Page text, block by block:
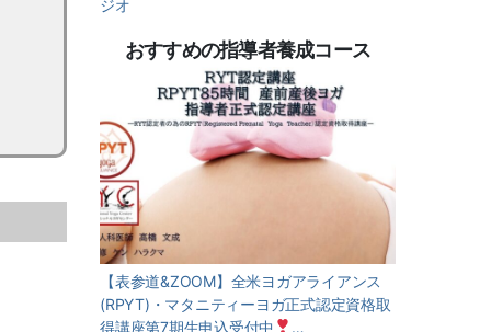
ジオ
おすすめの指導者養成コース
【表参道&ZOOM】全米ヨガアライアンス
(RPYT)・マタニティーヨガ正式認定資格取
得講座第7期生申込受付中
…